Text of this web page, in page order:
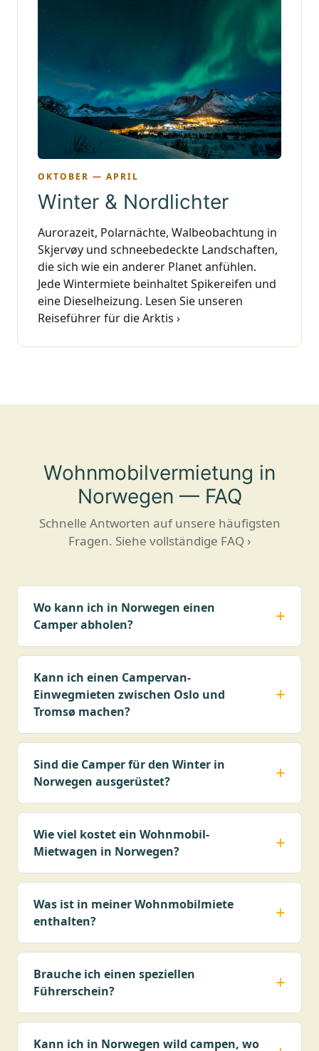
OKTOBER — APRIL
Winter & Nordlichter
Aurorazeit, Polarnächte, Walbeobachtung in
Skjervøy und schneebedeckte Landschaften,
die sich wie ein anderer Planet anfühlen.
Jede Wintermiete beinhaltet Spikereifen und
eine Dieselheizung. Lesen Sie unseren
Reiseführer für die Arktis ›
Wohnmobilvermietung in
Norwegen — FAQ
Schnelle Antworten auf unsere häufigsten
Fragen. Siehe vollständige FAQ ›
Wo kann ich in Norwegen einen
Camper abholen?
Kann ich einen Campervan-
Einwegmieten zwischen Oslo und
Tromsø machen?
Sind die Camper für den Winter in
Norwegen ausgerüstet?
Wie viel kostet ein Wohnmobil-
Mietwagen in Norwegen?
Was ist in meiner Wohnmobilmiete
enthalten?
Brauche ich einen speziellen
Führerschein?
Kann ich in Norwegen wild campen, wo